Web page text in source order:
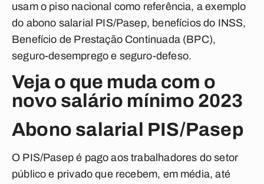
usam o piso nacional como referência, a exemplo
do abono salarial PIS/Pasep, benefícios do INSS,
Benefício de Prestação Continuada (BPC),
seguro-desemprego e seguro-defeso.
Veja o que muda com o
novo salário mínimo 2023
Abono salarial PIS/Pasep
O PIS/Pasep é pago aos trabalhadores do setor
público e privado que recebem, em média, até